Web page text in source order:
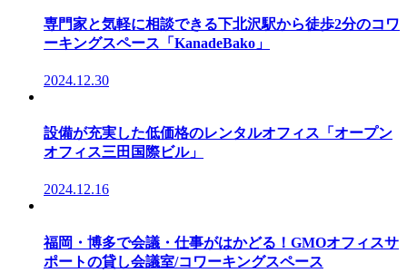
専門家と気軽に相談できる下北沢駅から徒歩2分のコワ
ーキングスペース「KanadeBako」
2024.12.30
設備が充実した低価格のレンタルオフィス「オープン
オフィス三田国際ビル」
2024.12.16
福岡・博多で会議・仕事がはかどる！GMOオフィスサ
ポートの貸し会議室/コワーキングスペース